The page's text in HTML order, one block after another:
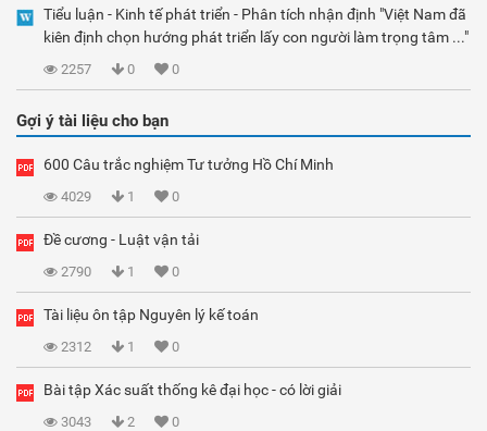
Tiểu luận - Kinh tế phát triển - Phân tích nhận định "Việt Nam đã
kiên định chọn hướng phát triển lấy con người làm trọng tâm ..."
2257 0 0
Gợi ý tài liệu cho bạn
600 Câu trắc nghiệm Tư tưởng Hồ Chí Minh
4029 1 0
Đề cương - Luật vận tải
2790 1 0
Tài liệu ôn tập Nguyên lý kế toán
2312 1 0
Bài tập Xác suất thống kê đại học - có lời giải
3043 2 0